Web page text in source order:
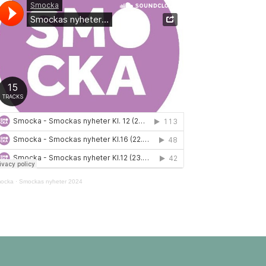
· Smockas nyheter 2024